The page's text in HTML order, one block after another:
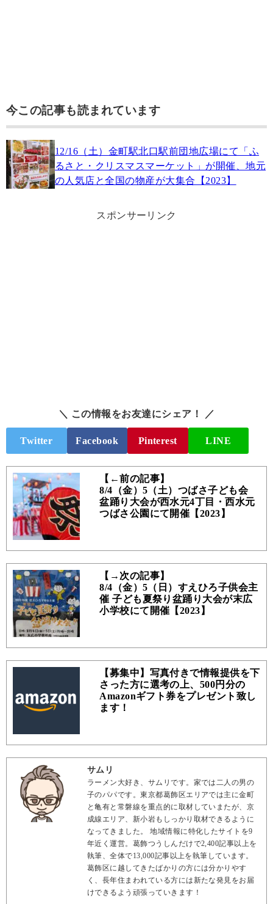
今この記事も読まれています
12/16（土）金町駅北口駅前団地広場にて「ふ
るさと・クリスマスマーケット」が開催、地元
の人気店と全国の物産が大集合【2023】
スポンサーリンク
＼ この情報をお友達にシェア！ ／
Twitter Facebook Pinterest LINE
【←前の記事】
8/4（金）5（土）つばさ子ども会
盆踊り大会が西水元4丁目・西水元
つばさ公園にて開催【2023】
【→次の記事】
8/4（金）5（日）すえひろ子供会主
催 子ども夏祭り盆踊り大会が末広
小学校にて開催【2023】
【募集中】写真付きで情報提供を下
さった方に選考の上、500円分の
Amazonギフト券をプレゼント致し
ます！
サムリ
ラーメン大好き、サムリです。家では二人の男の
子のパパです。東京都葛飾区エリアでは主に金町
と亀有と常磐線を重点的に取材していまたが、京
成線エリア、新小岩もしっかり取材できるように
なってきました。 地域情報に特化したサイトを9
年近く運営。葛飾つうしんだけで2,400記事以上を
執筆、全体で13,000記事以上を執筆しています。
葛飾区に越してきたばかりの方には分かりやす
く、長年住まわれている方には新たな発見をお届
けできるよう頑張っていきます！